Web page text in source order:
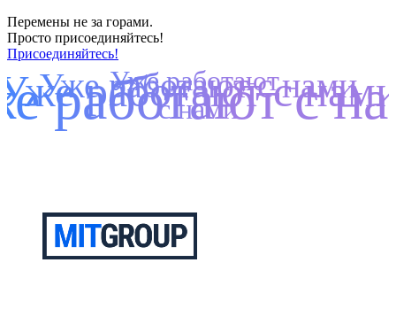
Перемены не за горами.
Просто присоединяйтесь!
Присоединяйтесь!
работают с
работают с
Уже работают с нами
Уже работают
с нами